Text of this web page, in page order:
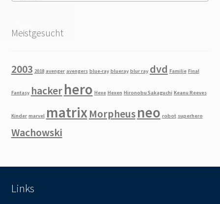
Meistgesucht
2003 2018 avenger avengers blue-ray blueray blur ray dvd Familie Final
Fantasy hackerhero Hexe Hexen Hironobu Sakaguchi Keanu Reeves
Kinder marvel matrixMorpheusneo robot superhero
Wachowski
Links